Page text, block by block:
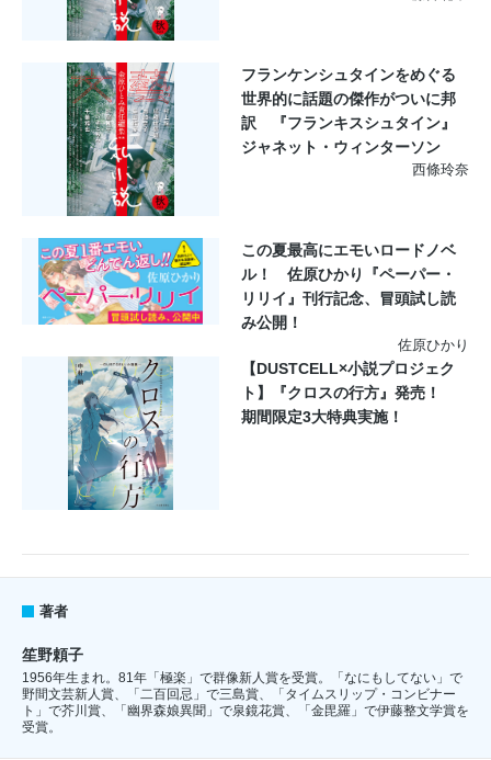
フランケンシュタインをめぐる
世界的に話題の傑作がついに邦
訳 『フランキスシュタイン』
ジャネット・ウィンターソン
西條玲奈
この夏最高にエモいロードノベ
ル！ 佐原ひかり『ペーパー・
リリイ』刊行記念、冒頭試し読
み公開！
佐原ひかり
【DUSTCELL×小説プロジェク
ト】『クロスの行方』発売！
期間限定3大特典実施！
著者
笙野頼子
1956年生まれ。81年「極楽」で群像新人賞を受賞。「なにもしてない」で
野間文芸新人賞、「二百回忌」で三島賞、「タイムスリップ・コンビナー
ト」で芥川賞、「幽界森娘異聞」で泉鏡花賞、「金毘羅」で伊藤整文学賞を
受賞。